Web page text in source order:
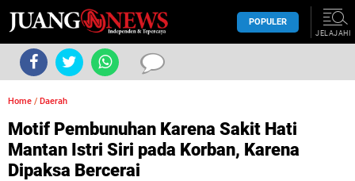
POPULER
JELAJAHI
Home / Daerah
Motif Pembunuhan Karena Sakit Hati
Mantan Istri Siri pada Korban, Karena
Dipaksa Bercerai